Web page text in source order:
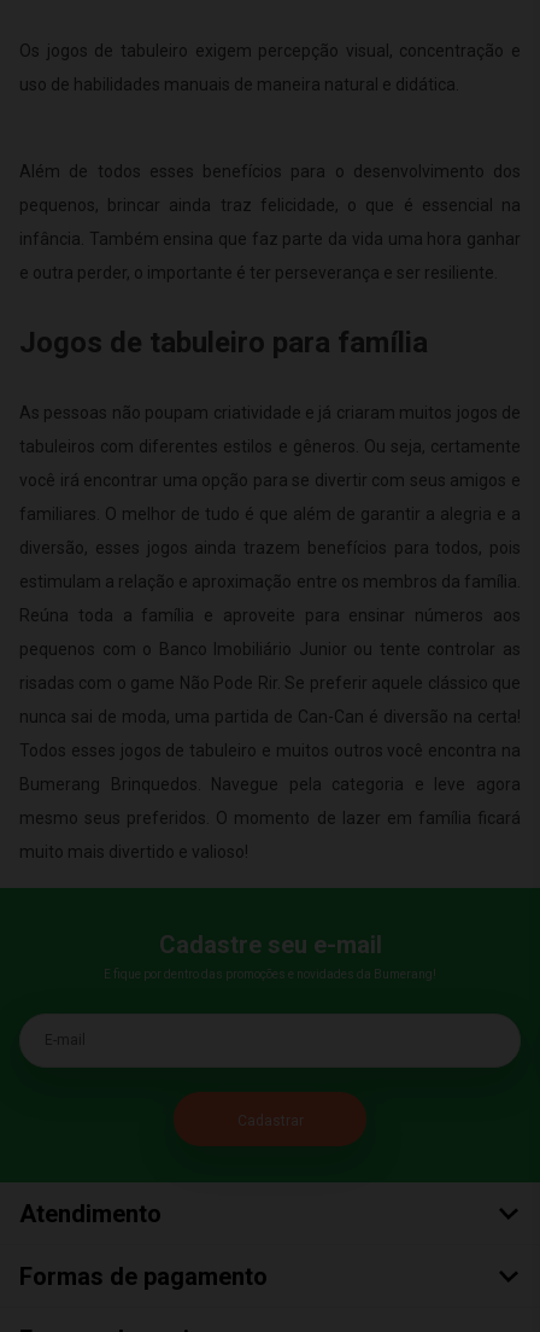
Os jogos de tabuleiro exigem percepção visual, concentração e
uso de habilidades manuais de maneira natural e didática.
Além de todos esses benefícios para o desenvolvimento dos
pequenos, brincar ainda traz felicidade, o que é essencial na
infância. Também ensina que faz parte da vida uma hora ganhar
e outra perder, o importante é ter perseverança e ser resiliente.
Jogos de tabuleiro para família
As pessoas não poupam criatividade e já criaram muitos jogos de
tabuleiros com diferentes estilos e gêneros. Ou seja, certamente
você irá encontrar uma opção para se divertir com seus amigos e
familiares. O melhor de tudo é que além de garantir a alegria e a
diversão, esses jogos ainda trazem benefícios para todos, pois
estimulam a relação e aproximação entre os membros da família.
Reúna toda a família e aproveite para ensinar números aos
pequenos com o Banco Imobiliário Junior ou tente controlar as
risadas com o game Não Pode Rir. Se preferir aquele clássico que
nunca sai de moda, uma partida de Can-Can é diversão na certa!
Todos esses jogos de tabuleiro e muitos outros você encontra na
Bumerang Brinquedos. Navegue pela categoria e leve agora
mesmo seus preferidos. O momento de lazer em família ficará
muito mais divertido e valioso!
Cadastre seu e-mail
E fique por dentro das promoções e novidades da Bumerang!
E-mail
Atendimento
Formas de pagamento